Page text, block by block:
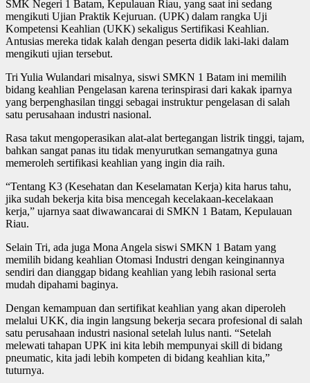
SMK Negeri 1 Batam, Kepulauan Riau, yang saat ini sedang
mengikuti Ujian Praktik Kejuruan. (UPK) dalam rangka Uji
Kompetensi Keahlian (UKK) sekaligus Sertifikasi Keahlian.
Antusias mereka tidak kalah dengan peserta didik laki-laki dalam
mengikuti ujian tersebut.
Tri Yulia Wulandari misalnya, siswi SMKN 1 Batam ini memilih
bidang keahlian Pengelasan karena terinspirasi dari kakak iparnya
yang berpenghasilan tinggi sebagai instruktur pengelasan di salah
satu perusahaan industri nasional.
Rasa takut mengoperasikan alat-alat bertegangan listrik tinggi, tajam,
bahkan sangat panas itu tidak menyurutkan semangatnya guna
memeroleh sertifikasi keahlian yang ingin dia raih.
“Tentang K3 (Kesehatan dan Keselamatan Kerja) kita harus tahu,
jika sudah bekerja kita bisa mencegah kecelakaan-kecelakaan
kerja,” ujarnya saat diwawancarai di SMKN 1 Batam, Kepulauan
Riau.
Selain Tri, ada juga Mona Angela siswi SMKN 1 Batam yang
memilih bidang keahlian Otomasi Industri dengan keinginannya
sendiri dan dianggap bidang keahlian yang lebih rasional serta
mudah dipahami baginya.
Dengan kemampuan dan sertifikat keahlian yang akan diperoleh
melalui UKK, dia ingin langsung bekerja secara profesional di salah
satu perusahaan industri nasional setelah lulus nanti. “Setelah
melewati tahapan UPK ini kita lebih mempunyai skill di bidang
pneumatic, kita jadi lebih kompeten di bidang keahlian kita,”
tuturnya.